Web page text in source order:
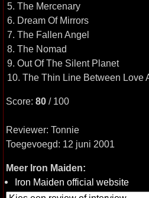
5. The Mercenary
6. Dream Of Mirrors
7. The Fallen Angel
8. The Nomad
9. Out Of The Silent Planet
10. The Thin Line Between Love
Score: 80 / 100
Reviewer: Tonnie
Toegevoegd: 12 juni 2001
Meer Iron Maiden:
Iron Maiden official website